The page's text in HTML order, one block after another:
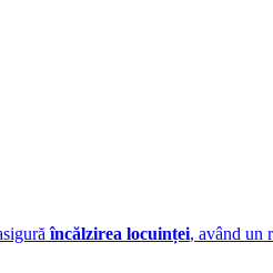
încălzirea locuinței, având un